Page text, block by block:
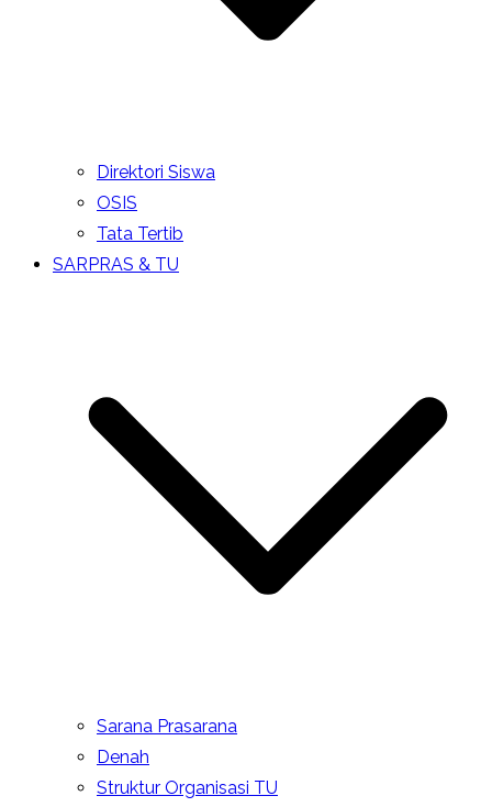
Direktori Siswa
OSIS
Tata Tertib
SARPRAS & TU
Sarana Prasarana
Denah
Struktur Organisasi TU